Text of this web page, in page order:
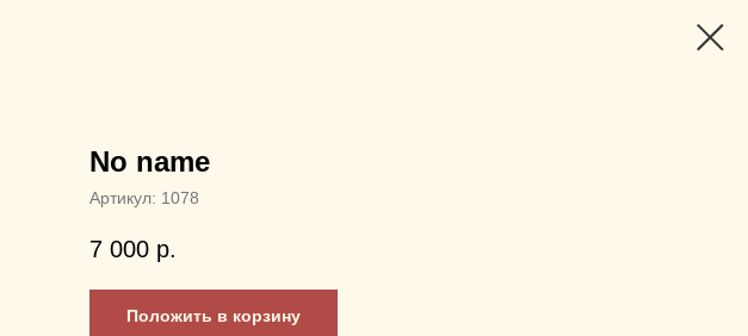
No name
Артикул: 1078
7 000 р.
Положить в корзину